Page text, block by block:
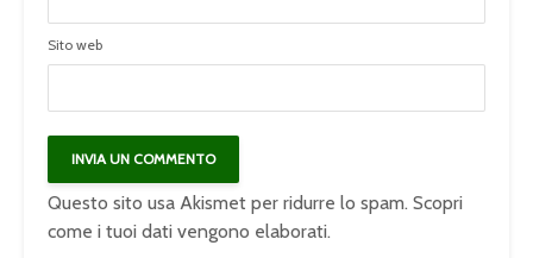
Sito web
Questo sito usa Akismet per ridurre lo spam. Scopri
come i tuoi dati vengono elaborati.